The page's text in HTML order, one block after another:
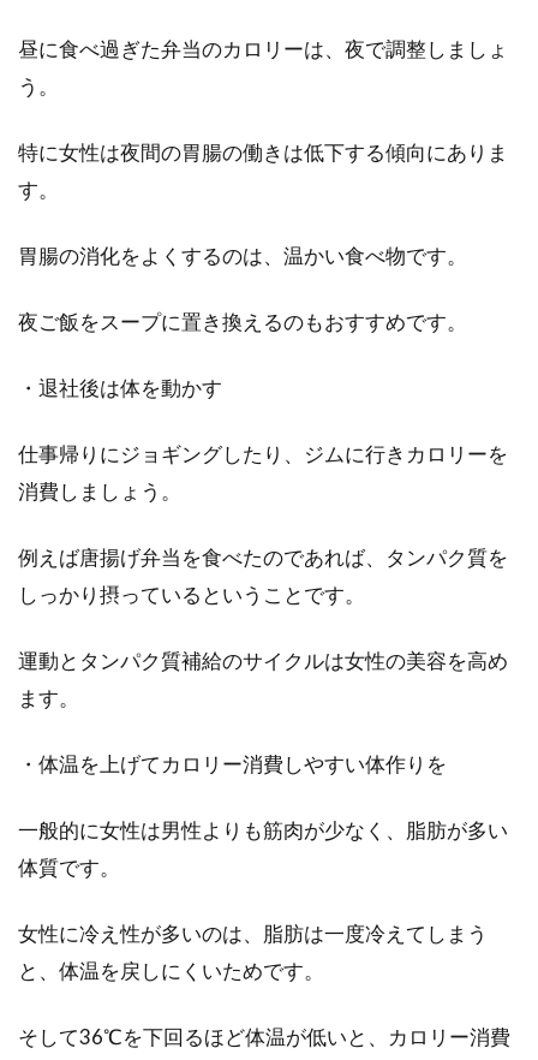
昼に食べ過ぎた弁当のカロリーは、夜で調整しましょ
う。
特に女性は夜間の胃腸の働きは低下する傾向にありま
す。
胃腸の消化をよくするのは、温かい食べ物です。
夜ご飯をスープに置き換えるのもおすすめです。
・退社後は体を動かす
仕事帰りにジョギングしたり、ジムに行きカロリーを
消費しましょう。
例えば唐揚げ弁当を食べたのであれば、タンパク質を
しっかり摂っているということです。
運動とタンパク質補給のサイクルは女性の美容を高め
ます。
・体温を上げてカロリー消費しやすい体作りを
一般的に女性は男性よりも筋肉が少なく、脂肪が多い
体質です。
女性に冷え性が多いのは、脂肪は一度冷えてしまう
と、体温を戻しにくいためです。
そして36℃を下回るほど体温が低いと、カロリー消費